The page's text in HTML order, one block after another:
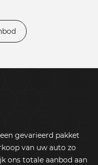
gevarieerd pakket
van uw auto zo
ons totale aanbod aan